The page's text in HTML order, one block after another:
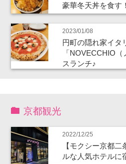
豪華冬天丼を食す！
2023/01/08
円町の隠れ家イタ
「NOVECCHIO
スランチ♪
京都観光
2022/12/25
【モクシー京都
ルな人気ホテルに